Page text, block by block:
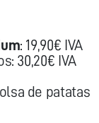
: 19,90€ IVA
30,20€ IVA
de patatas